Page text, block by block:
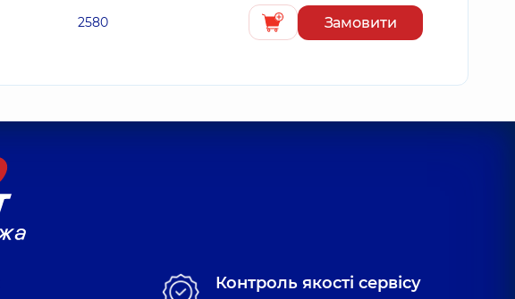
2580 Замовити
Контроль якості сервісу